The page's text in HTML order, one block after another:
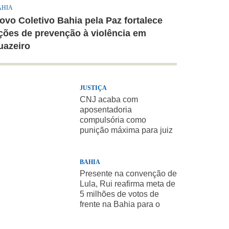
Coletivo Bahia pela Paz fortalece
de prevenção à violência em
JUSTIÇA
CNJ acaba com
aposentadoria
compulsória como
punição máxima para juiz
BAHIA
Presente na convenção de
Lula, Rui reafirma meta de
5 milhões de votos de
frente na Bahia para o